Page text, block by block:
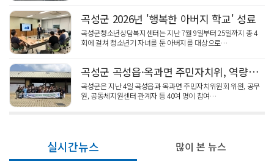
곡성군 2026년 '행복한 아버지 학교' 성료
곡성군청소년상담복지센터는 지난 7월 9일부터 25일까지 총 4
회에 걸쳐 청소년기 자녀를 둔 아버지를 대상으로…
곡성군 곡성읍·옥과면 주민자치위, 역량강화 워크숍
곡성군은 지난 4일 곡성읍과 옥과면 주민자치위원회 위원, 공무
원, 공동체지원센터 관계자 등 40여 명이 참여…
실시간뉴스 많이 본 뉴스